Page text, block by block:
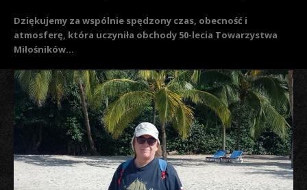
Dziękujemy za wspólnie spędzony czas, obecność i
atmosferę, która uczyniła obchody 50-lecia Towarzystwa
Miłośników...